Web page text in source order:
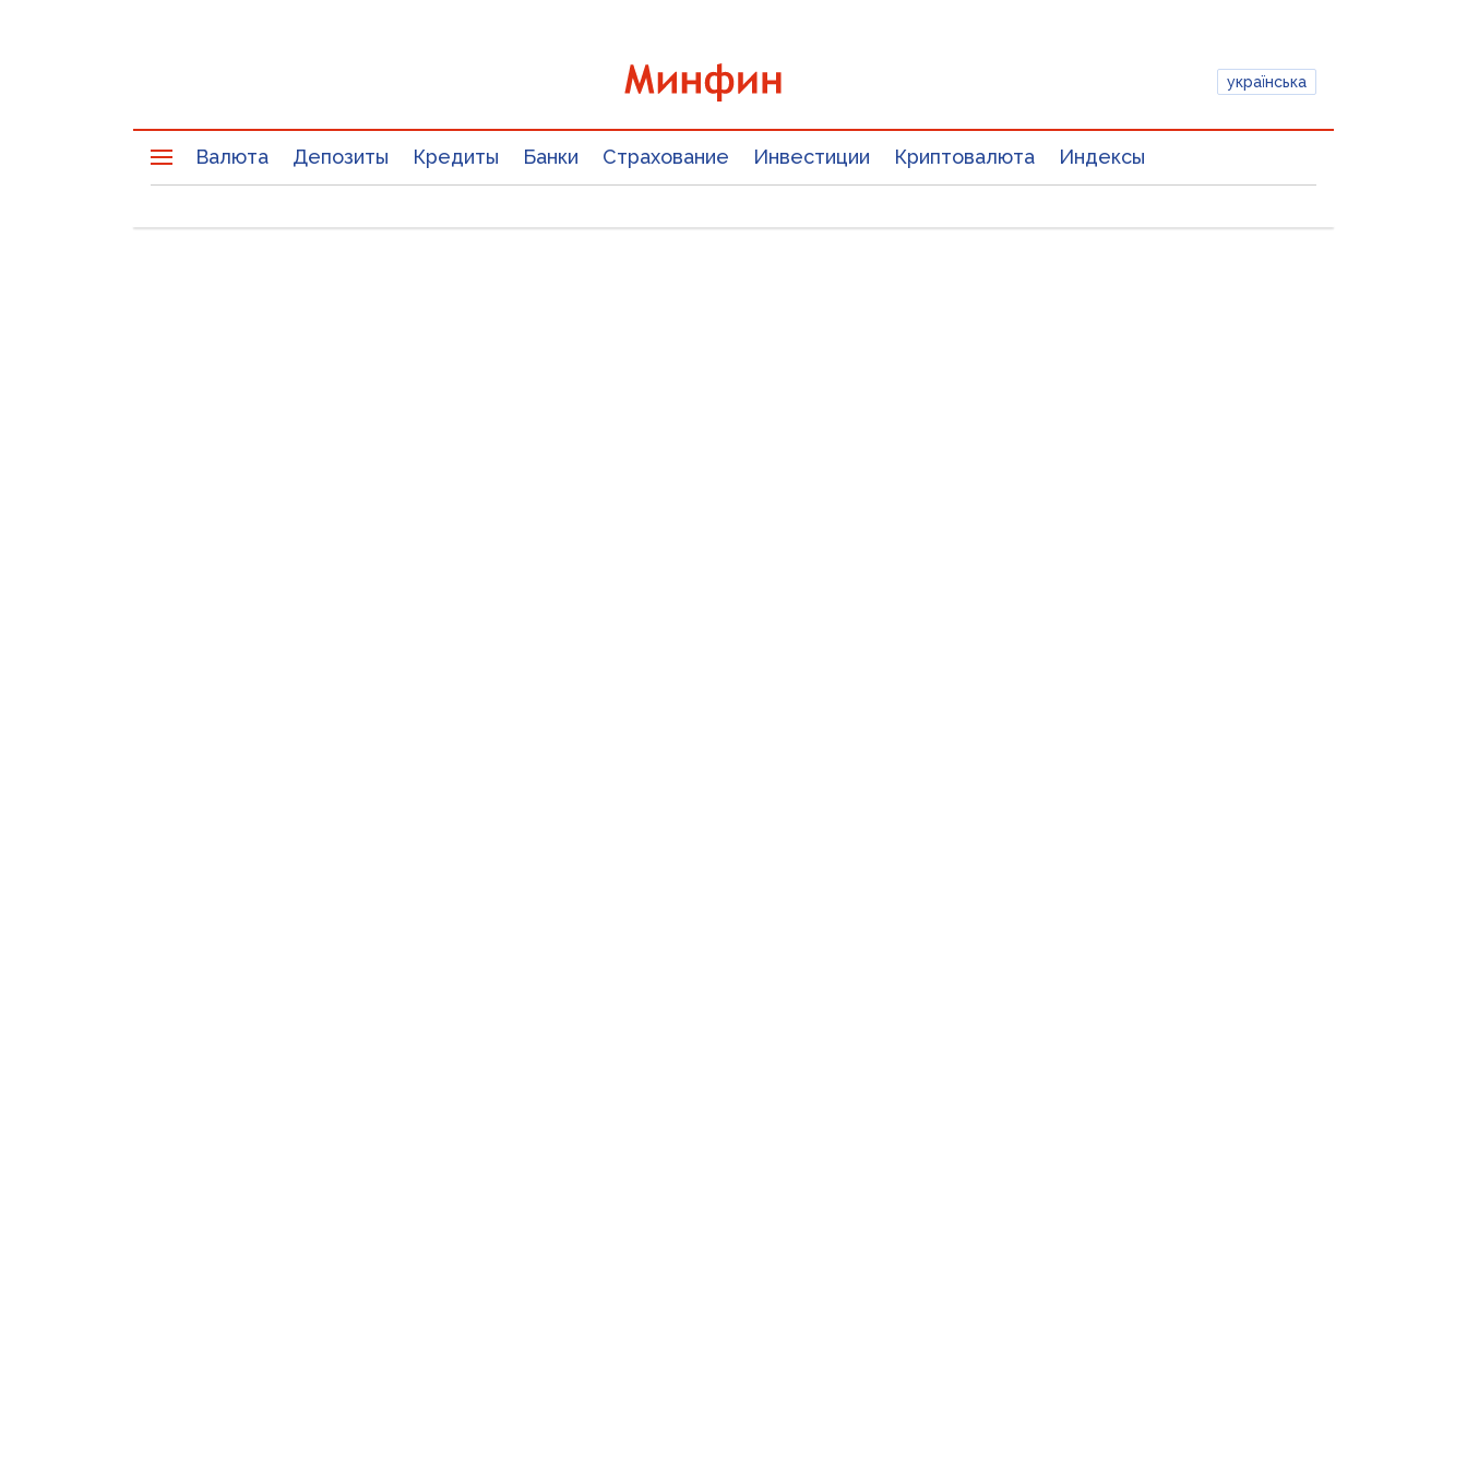
українська
Валюта Депозиты Кредиты Банки Страхование Инвестиции Криптовалюта Индексы